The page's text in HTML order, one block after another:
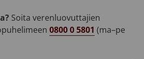
Soita verenluovuttajien
0800 0 5801 (ma–pe